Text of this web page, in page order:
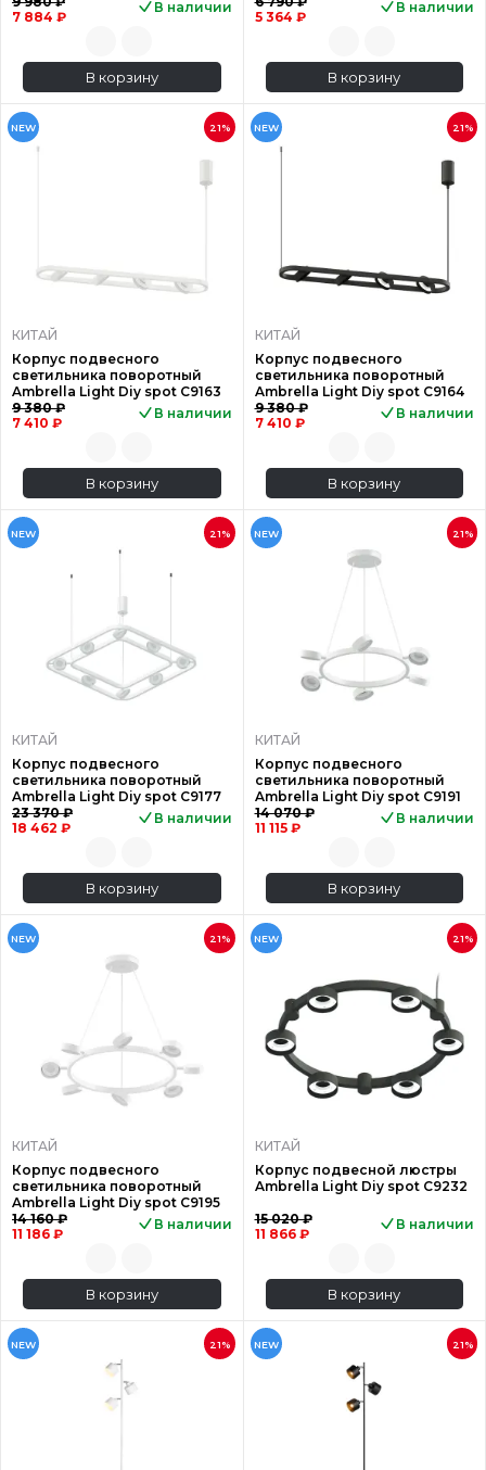
7 884 ₽
В наличии
В корзину
5 364 ₽
В наличии
В корзину
NEW 21%
КИТАЙ
Корпус подвесного
светильника поворотный
Ambrella Light Diy spot C9163
9 380 ₽
7 410 ₽
В наличии
В корзину
NEW 21%
КИТАЙ
Корпус подвесного
светильника поворотный
Ambrella Light Diy spot C9164
9 380 ₽
7 410 ₽
В наличии
В корзину
NEW 21%
КИТАЙ
Корпус подвесного
светильника поворотный
Ambrella Light Diy spot C9177
23 370 ₽
18 462 ₽
В наличии
В корзину
NEW 21%
КИТАЙ
Корпус подвесного
светильника поворотный
Ambrella Light Diy spot C9191
14 070 ₽
11 115 ₽
В наличии
В корзину
NEW 21%
КИТАЙ
Корпус подвесного
светильника поворотный
Ambrella Light Diy spot C9195
14 160 ₽
11 186 ₽
В наличии
В корзину
NEW 21%
КИТАЙ
Корпус подвесной люстры
Ambrella Light Diy spot C9232
15 020 ₽
11 866 ₽
В наличии
В корзину
NEW 21% NEW 21%